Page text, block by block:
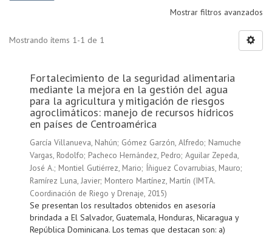
Mostrar filtros avanzados
Mostrando ítems 1-1 de 1
Fortalecimiento de la seguridad alimentaria
mediante la mejora en la gestión del agua
para la agricultura y mitigación de riesgos
agroclimáticos: manejo de recursos hídricos
en países de Centroamérica
García Villanueva, Nahún; Gómez Garzón, Alfredo; Namuche
Vargas, Rodolfo; Pacheco Hernández, Pedro; Aguilar Zepeda,
José A.; Montiel Gutiérrez, Mario; Íñiguez Covarrubias, Mauro;
Ramírez Luna, Javier; Montero Martínez, Martín (IMTA.
Coordinación de Riego y Drenaje, 2015)
Se presentan los resultados obtenidos en asesoría
brindada a El Salvador, Guatemala, Honduras, Nicaragua y
República Dominicana. Los temas que destacan son: a)